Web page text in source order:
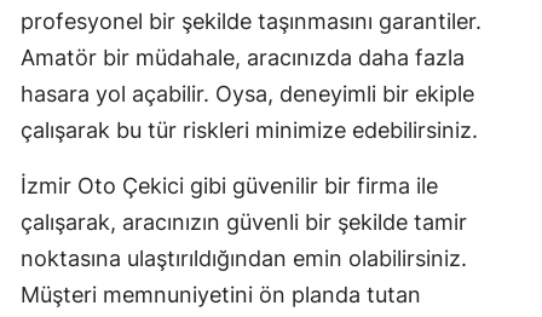
profesyonel bir şekilde taşınmasını garantiler.
Amatör bir müdahale, aracınızda daha fazla
hasara yol açabilir. Oysa, deneyimli bir ekiple
çalışarak bu tür riskleri minimize edebilirsiniz.
İzmir Oto Çekici gibi güvenilir bir firma ile
çalışarak, aracınızın güvenli bir şekilde tamir
noktasına ulaştırıldığından emin olabilirsiniz.
Müşteri memnuniyetini ön planda tutan